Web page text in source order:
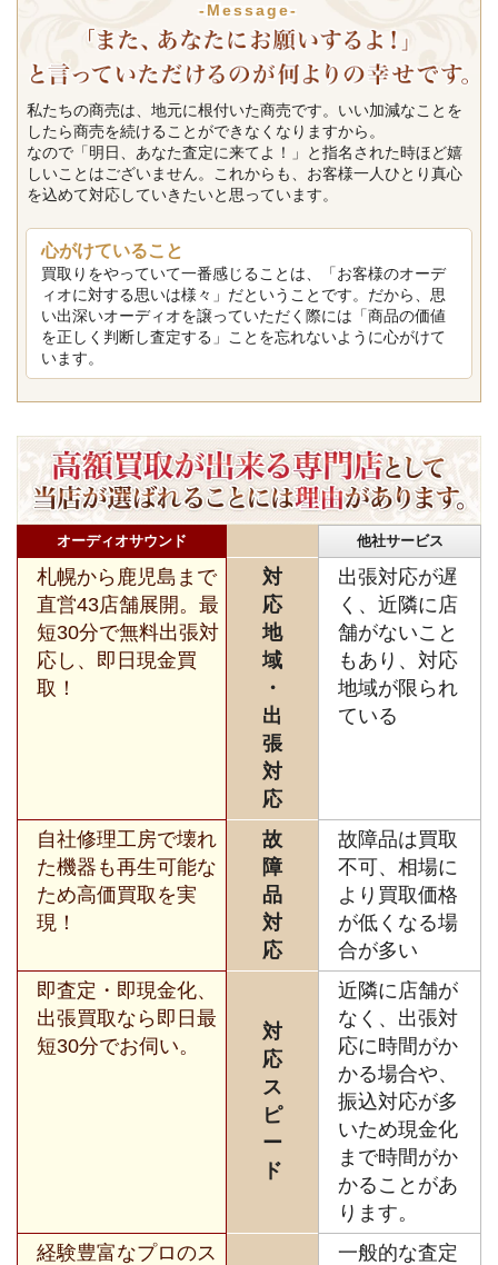
-Message-
私たちの商売は、地元に根付いた商売です。いい加減なことを
したら商売を続けることができなくなりますから。
なので「明日、あなた査定に来てよ！」と指名された時ほど嬉
しいことはございません。これからも、お客様一人ひとり真心
を込めて対応していきたいと思っています。
心がけていること
買取りをやっていて一番感じることは、「お客様のオーデ
ィオに対する思いは様々」だということです。だから、思
い出深いオーディオを譲っていただく際には「商品の価値
を正しく判断し査定する」ことを忘れないように心がけて
います。
オーディオサウンド 他社サービス
札幌から鹿児島まで
直営43店舗展開。最
短30分で無料出張対
応し、即日現金買
取！
対
応
地
域
・
出
張
対
応
出張対応が遅
く、近隣に店
舗がないこと
もあり、対応
地域が限られ
ている
自社修理工房で壊れ
た機器も再生可能な
ため高価買取を実
現！
故
障
品
対
応
故障品は買取
不可、相場に
より買取価格
が低くなる場
合が多い
即査定・即現金化、
出張買取なら即日最
短30分でお伺い。
対
応
ス
ピ
ー
ド
近隣に店舗が
なく、出張対
応に時間がか
かる場合や、
振込対応が多
いため現金化
まで時間がか
かることがあ
ります。
経験豊富なプロのス
一般的な査定